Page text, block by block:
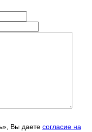
Вы даете согласие на